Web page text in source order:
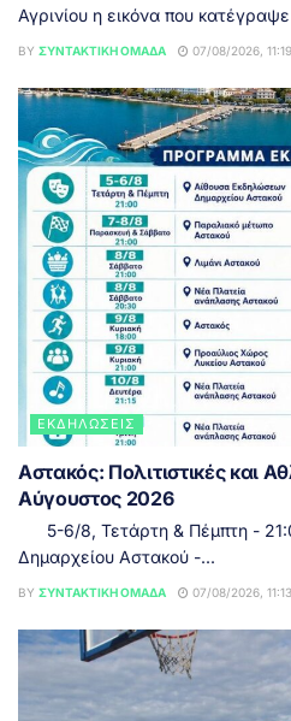
Αγρινίου η εικόνα που
BY ΣΥΝΤΑΚΤΙΚΉ ΟΜΆΔΑ 07/08/2026, 11:19
ΕΚΔΗΛΏΣΕΙΣ
Αστακός: Πολιτιστικές και
Αύγουστος 2026
5-6/8, Τετάρτη & Πέμπτη -
Δημαρχείου Αστακού -...
BY ΣΥΝΤΑΚΤΙΚΉ ΟΜΆΔΑ 07/08/2026, 11:13